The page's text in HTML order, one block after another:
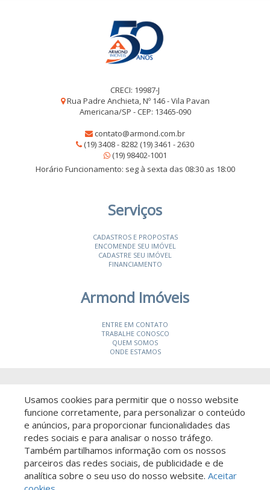
CRECI: 19987-J
Rua Padre Anchieta, Nº 146 - Vila Pavan
Americana/SP - CEP: 13465-090
contato@armond.com.br
(19) 3408 - 8282 (19) 3461 - 2630
(19) 98402-1001
Horário Funcionamento: seg à sexta das 08:30 as 18:00
Serviços
CADASTROS E PROPOSTAS
ENCOMENDE SEU IMÓVEL
CADASTRE SEU IMÓVEL
FINANCIAMENTO
Armond Imóveis
ENTRE EM CONTATO
TRABALHE CONOSCO
QUEM SOMOS
ONDE ESTAMOS
Descomplicado por:
Usamos cookies para permitir que o nosso website
funcione corretamente, para personalizar o conteúdo
e anúncios, para proporcionar funcionalidades das
redes sociais e para analisar o nosso tráfego.
Também partilhamos informação com os nossos
parceiros das redes sociais, de publicidade e de
analítica sobre o seu uso do nosso website. Aceitar